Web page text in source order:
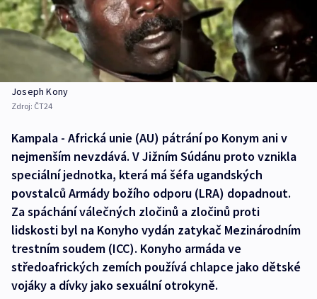
Joseph Kony
Zdroj: ČT24
Kampala - Africká unie (AU) pátrání po Konym ani v
nejmenším nevzdává. V Jižním Súdánu proto vznikla
speciální jednotka, která má šéfa ugandských
povstalců Armády božího odporu (LRA) dopadnout.
Za spáchání válečných zločinů a zločinů proti
lidskosti byl na Konyho vydán zatykač Mezinárodním
trestním soudem (ICC). Konyho armáda ve
středoafrických zemích používá chlapce jako dětské
vojáky a dívky jako sexuální otrokyně.